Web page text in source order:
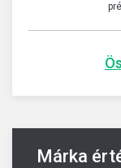
Márka